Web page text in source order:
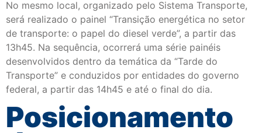
No mesmo local, organizado pelo Sistema Transporte,
será realizado o painel “Transição energética no setor
de transporte: o papel do diesel verde”, a partir das
13h45. Na sequência, ocorrerá uma série painéis
desenvolvidos dentro da temática da “Tarde do
Transporte” e conduzidos por entidades do governo
federal, a partir das 14h45 e até o final do dia.
Posicionamento